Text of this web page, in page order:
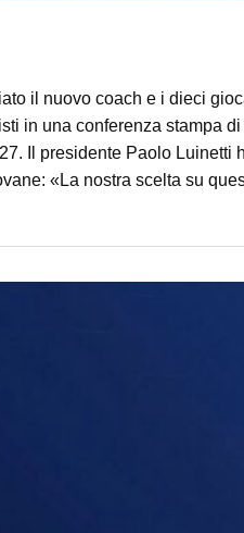
il nuovo coach e i dieci
in una conferenza stampa
Il presidente Paolo Luinetti
«La nostra scelta su